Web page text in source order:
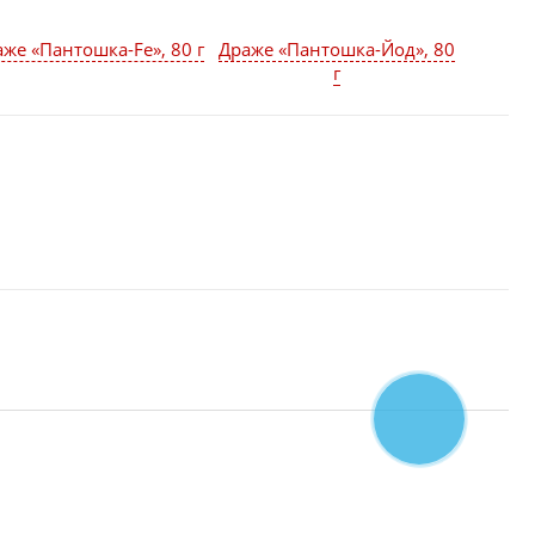
«Пантошка-Fe», 80 г
Драже «Пантошка-Йод», 80
г